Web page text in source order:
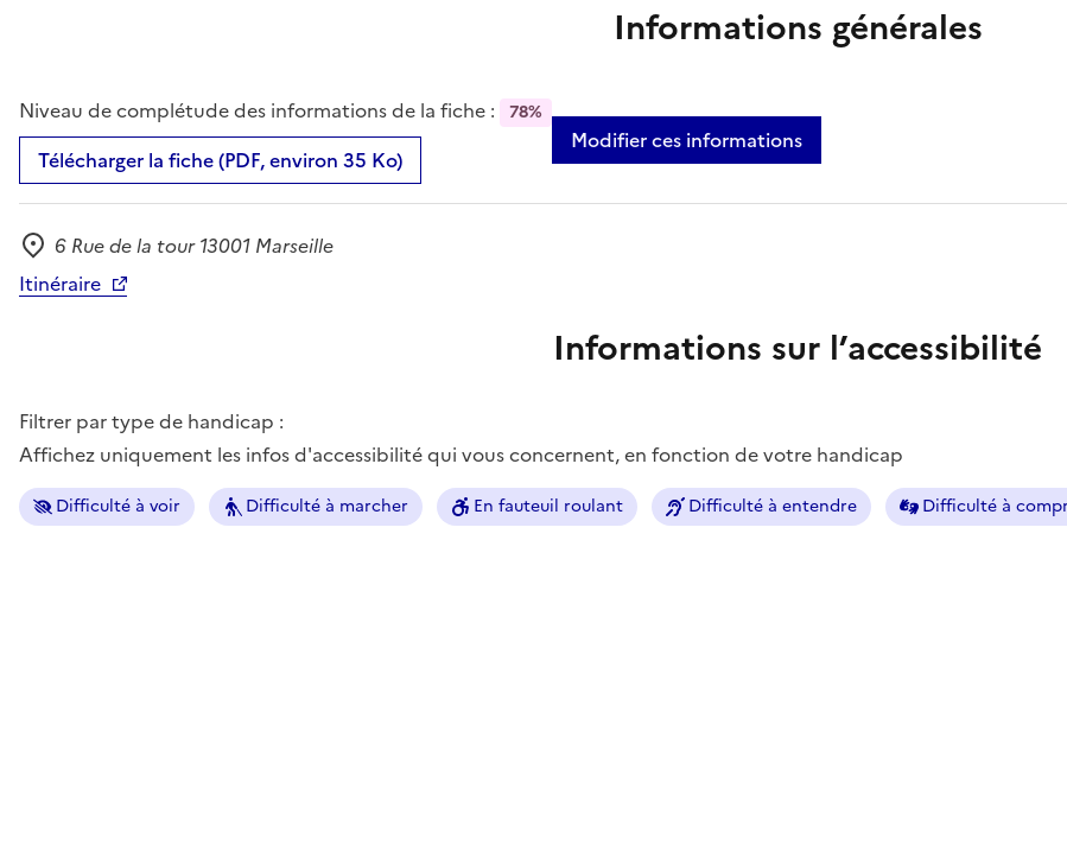
Informations générales
Niveau de complétude des informations de la fiche : 78%
Télécharger la fiche (PDF, environ 35 Ko)
Modifier ces informations
Adresse
6 Rue de la tour 13001 Marseille
Itinéraire
Informations sur l’accessibilité
Filtrer par type de handicap :
Affichez uniquement les infos d'accessibilité qui vous concernent, en fonction de votre handicap
Difficulté à voir Difficulté à marcher En fauteuil roulant Difficulté à entendre Difficulté à